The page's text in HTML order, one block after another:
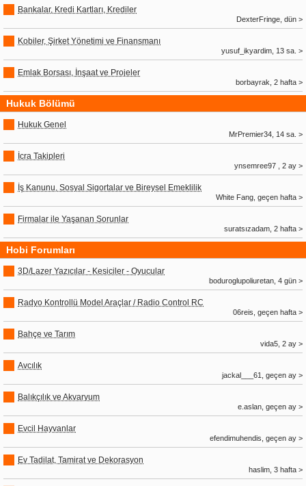
Bankalar, Kredi Kartları, Krediler
DexterFringe, dün >
Kobiler, Şirket Yönetimi ve Finansmanı
yusuf_ikyardim, 13 sa. >
Emlak Borsası, İnşaat ve Projeler
borbayrak, 2 hafta >
Hukuk Bölümü
Hukuk Genel
MrPremier34, 14 sa. >
İcra Takipleri
ynsemree97 , 2 ay >
İş Kanunu, Sosyal Sigortalar ve Bireysel Emeklilik
White Fang, geçen hafta >
Firmalar ile Yaşanan Sorunlar
suratsızadam, 2 hafta >
Hobi Forumları
3D/Lazer Yazıcılar - Kesiciler - Oyucular
boduroglupoliuretan, 4 gün >
Radyo Kontrollü Model Araçlar / Radio Control RC
06reis, geçen hafta >
Bahçe ve Tarım
vida5, 2 ay >
Avcılık
jackal___61, geçen ay >
Balıkçılık ve Akvaryum
e.aslan, geçen ay >
Evcil Hayvanlar
efendimuhendis, geçen ay >
Ev Tadilat, Tamirat ve Dekorasyon
haslim, 3 hafta >